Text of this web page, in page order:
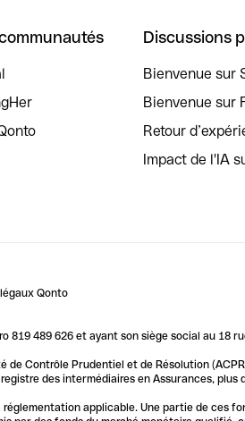
Discussions
Bienvenue sur
Bienvenue sur
Retour
Impact de l'IA
Qonto
819 489 626 et ayant son siège social au 18
Contrôle Prudentiel et de Résolution
des intermédiaires en Assurances,
applicable. Une partie de ces